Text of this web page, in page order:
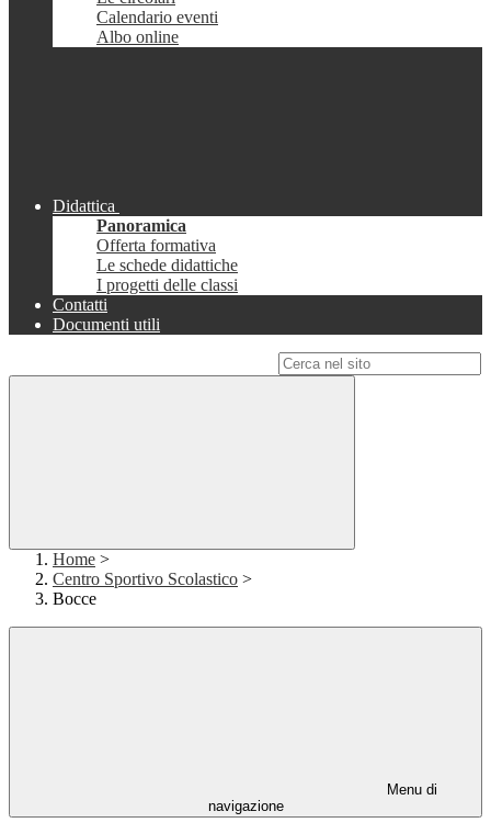
Calendario eventi
Albo online
Didattica
Panoramica
Offerta formativa
Le schede didattiche
I progetti delle classi
Contatti
Documenti utili
Home >
Centro Sportivo Scolastico >
Bocce
Menu di
navigazione